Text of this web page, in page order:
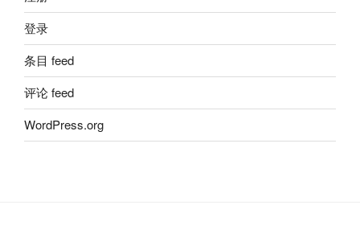
登录
条目 feed
评论 feed
WordPress.org